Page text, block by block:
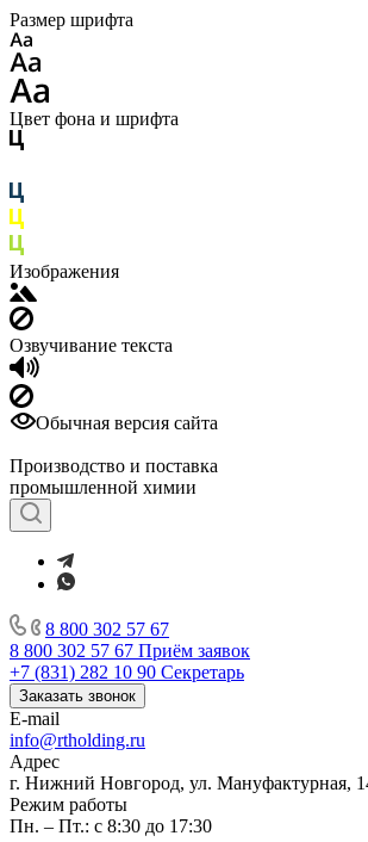
Размер шрифта
Цвет фона и шрифта
Изображения
Озвучивание текста
Обычная версия сайта
Производство и поставка
промышленной химии
8 800 302 57 67
8 800 302 57 67 Приём заявок
+7 (831) 282 10 90 Секретарь
Заказать звонок
E-mail
info@rtholding.ru
Адрес
г. Нижний Новгород, ул. Мануфактурная,
Режим работы
Пн. – Пт.: с 8:30 до 17:30